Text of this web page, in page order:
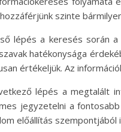
szinte
lépés a keresés során a
hatékonysága
értékeljük. Az
lépés a megtalált
jegyzetelni a
előállítás szempontjából